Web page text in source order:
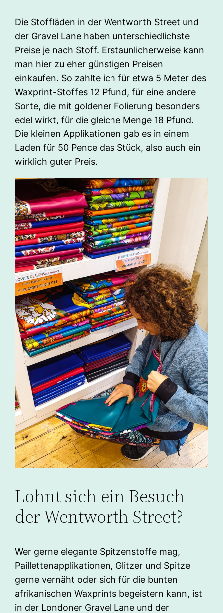
Die Stoffläden in der Wentworth Street und
der Gravel Lane haben unterschiedlichste
Preise je nach Stoff. Erstaunlicherweise kann
man hier zu eher günstigen Preisen
einkaufen. So zahlte ich für etwa 5 Meter des
Waxprint-Stoffes 12 Pfund, für eine andere
Sorte, die mit goldener Folierung besonders
edel wirkt, für die gleiche Menge 18 Pfund.
Die kleinen Applikationen gab es in einem
Laden für 50 Pence das Stück, also auch ein
wirklich guter Preis.
Lohnt sich ein Besuch
der Wentworth Street?
Wer gerne elegante Spitzenstoffe mag,
Paillettenapplikationen, Glitzer und Spitze
gerne vernäht oder sich für die bunten
afrikanischen Waxprints begeistern kann, ist
in der Londoner Gravel Lane und der